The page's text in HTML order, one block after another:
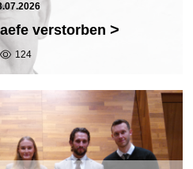
verstorben >
124